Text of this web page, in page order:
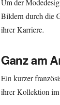
Bildern durch die
ihrer Karriere.
Ganz am
Ein kurzer
ihrer Kollektion im